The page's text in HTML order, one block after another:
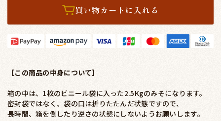
買い物カートに入れる
【この商品の中身について】
箱の中は、1枚のビニール袋に入った2.5Kgのみそになります。
密封袋ではなく、袋の口は折りたたんだ状態ですので、
長時間、箱を倒したり逆さの状態にしないようお願いします。